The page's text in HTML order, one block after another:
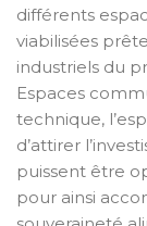
différents
viabilisées
industriels du
Espaces
technique,
d’attirer
puissent être
pour ainsi